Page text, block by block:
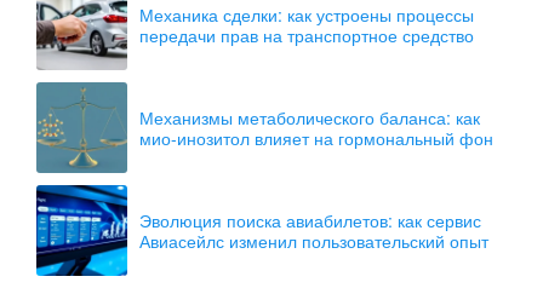
Механика сделки: как устроены процессы
передачи прав на транспортное средство
Механизмы метаболического баланса: как
мио-инозитол влияет на гормональный фон
Эволюция поиска авиабилетов: как сервис
Авиасейлс изменил пользовательский опыт